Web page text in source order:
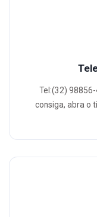
Tel:(32)
consiga, abra o